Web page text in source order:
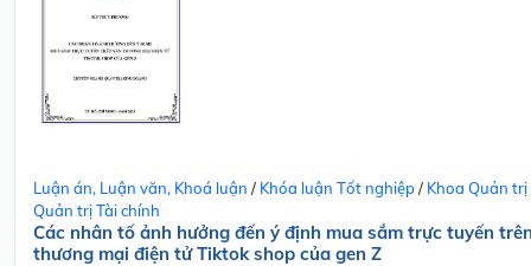
Luận án, Luận văn, Khoá luận / Khóa luận Tốt nghiệp/ Khoa Quản trị
Quản trị Tài chính
Các nhân tố ảnh hưởng đến ý định mua sắm trực tuyến
thương mại điện tử Tiktok shop của gen Z